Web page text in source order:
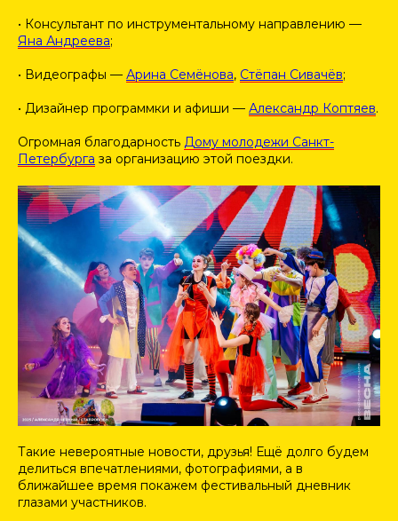
• Консультант по инструментальному направлению —
Яна Андреева;
• Видеографы — Арина Семёнова, Стёпан Сивачёв;
• Дизайнер программки и афиши — Александр Коптяев.
Огромная благодарность Дому молодежи Санкт-
Петербурга за организацию этой поездки.
Такие невероятные новости, друзья! Ещё долго будем
делиться впечатлениями, фотографиями, а в
ближайшее время покажем фестивальный дневник
глазами участников.